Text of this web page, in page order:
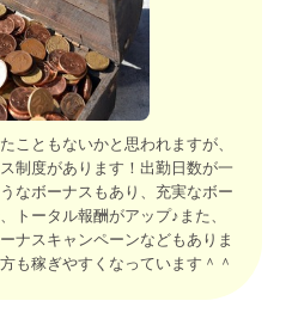
こともないかと思われますが、
制度があります！出勤日数が一
なボーナスもあり、充実なボー
トータル報酬がアップ♪また、
ナスキャンペーンなどもありま
も稼ぎやすくなっています＾＾